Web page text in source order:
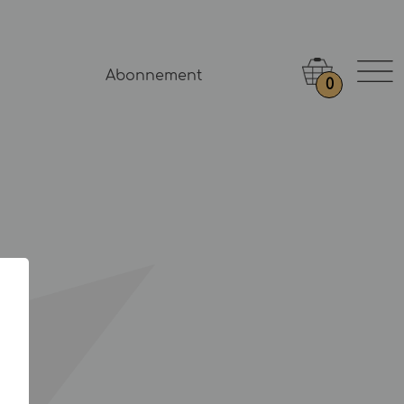
Abonnement
0